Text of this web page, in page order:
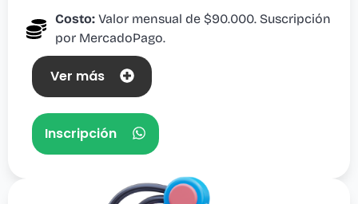
Costo: Valor mensual de $90.000. Suscripción
por MercadoPago.
Ver más
Inscripción